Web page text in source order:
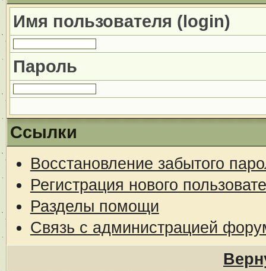
Имя пользователя (login)
Пароль
Ссылки
Восстановление забытого
Регистрация нового
Разделы помощи
Связь с администрацией